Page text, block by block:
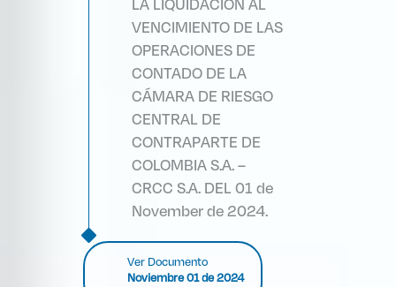
LA LIQUIDACIÒN AL
VENCIMIENTO DE LAS
OPERACIONES DE
CONTADO DE LA
CÁMARA DE RIESGO
CENTRAL DE
CONTRAPARTE DE
COLOMBIA S.A. –
CRCC S.A. DEL 01 de
November de 2024.
Ver Documento
Noviembre 01 de 2024